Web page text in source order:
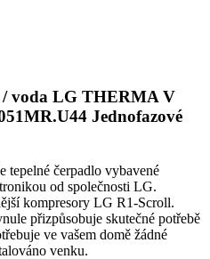
/ voda LG THERMA V
Jednofazové
čerpadlo vybavené
od společnosti LG.
kompresory LG R1-Scroll.
přizpůsobuje skutečné potřebě
ve vašem domě žádné
venku.